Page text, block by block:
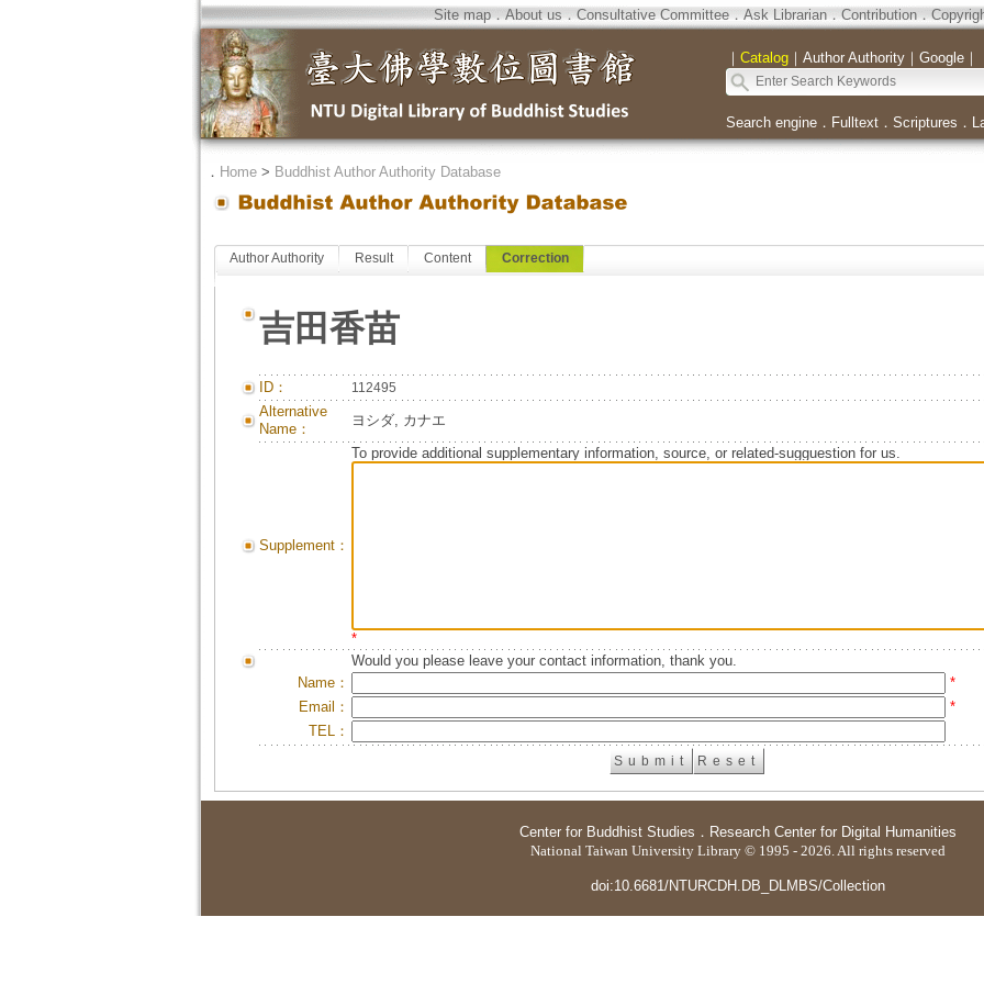
Site map．About us．Consultative Committee．Ask Librarian．Contribution．
｜ Catalog｜ Author Authority｜ Google｜
Search engine． Fulltext． Scriptures ．
． Home> Buddhist Author Authority Database
Author Authority Result Content Correction
吉田香苗
ID： 112495
Alternative
Name：
ヨシダ, カナエ
Supplement：
To provide additional supplementary information, source, or related-sugguestion for us.
*
Would you please leave your contact information, thank you.
Name：
*
Email：
*
TEL：
Center for Buddhist Studies ． Research Center for Digital Humanities
National Taiwan University Library © 1995 - 2026. All rights reserved
doi:10.6681/NTURCDH.DB_DLMBS/Collection